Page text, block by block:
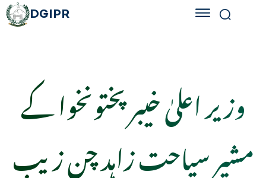
DGIPR
وزیر اعلیٰ خیبر پختونخوا کے
مشیر سیاحت زاہد چن زیب